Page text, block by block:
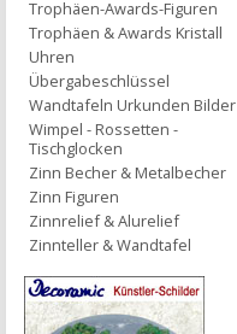
Trophäen-Awards-Figuren
Trophäen & Awards Kristall
Uhren
Übergabeschlüssel
Wandtafeln Urkunden Bilder
Wimpel - Rossetten -
Tischglocken
Zinn Becher & Metalbecher
Zinn Figuren
Zinnrelief & Alurelief
Zinnteller & Wandtafel